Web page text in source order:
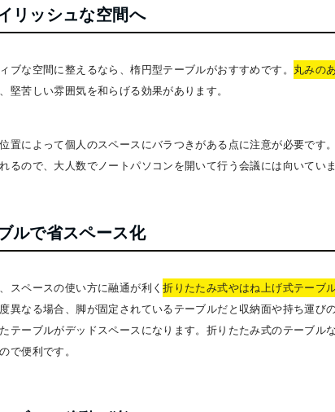
リッシュな空間へ
ブな空間に整えるなら、楕円型テーブルがおすすめです。 丸みの
堅苦しい雰囲気を和らげる効果があります。
置によって個人のスペースにバラつきがある点に注意が必要です
るので、大人数でノートパソコンを開いて行う会議には向いていま
ルで省スペース化
、スペースの使い方に融通が利く折りたたみ式やはね上げ式テーブ
異なる場合、脚が固定されているテーブルだと収納面や持ち運び
テーブルがデッドスペースになります。折りたたみ式のテーブルな
ので便利です。